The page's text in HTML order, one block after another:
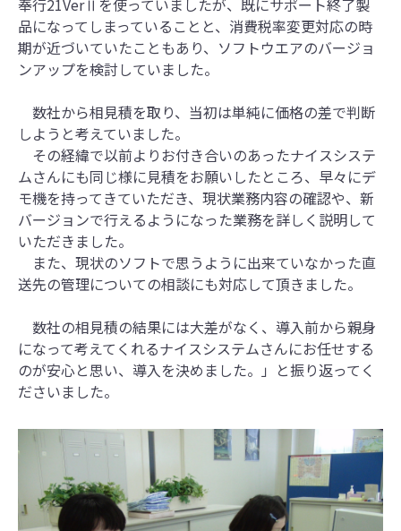
品になってしまっていることと、消費税率変更対応の時
期が近づいていたこともあり、ソフトウエアのバージョ
ンアップを検討していました。
数社から相見積を取り、当初は単純に価格の差で判断
しようと考えていました。
その経緯で以前よりお付き合いのあったナイスシステ
ムさんにも同じ様に見積をお願いしたところ、早々にデ
モ機を持ってきていただき、現状業務内容の確認や、新
バージョンで行えるようになった業務を詳しく説明して
いただきました。
また、現状のソフトで思うように出来ていなかった直
送先の管理についての相談にも対応して頂きました。
数社の相見積の結果には大差がなく、導入前から親身
になって考えてくれるナイスシステムさんにお任せする
のが安心と思い、導入を決めました。」と振り返ってく
ださいました。